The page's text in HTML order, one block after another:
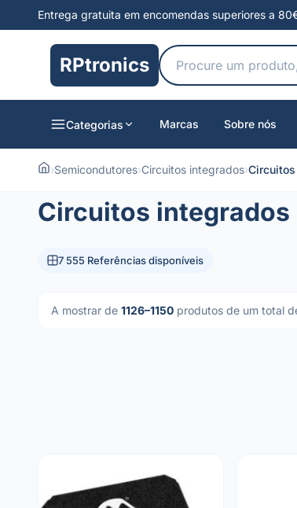
Entrega gratuita em encomendas superiores a
RPtronics
Categorias Marcas Sobre nós
›Semicondutores›Circuitos integrados›
Circuitos integrados
7 555 Referências disponíveis
A mostrar de 1126–1150 produtos de um total